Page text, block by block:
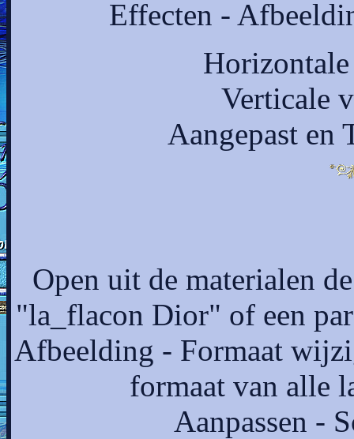
Effecten -
Verticale
Aangepast en
Open uit de materialen
"la_flacon Dior" of een
Afbeelding - Formaat
formaat van alle
Aanpassen -